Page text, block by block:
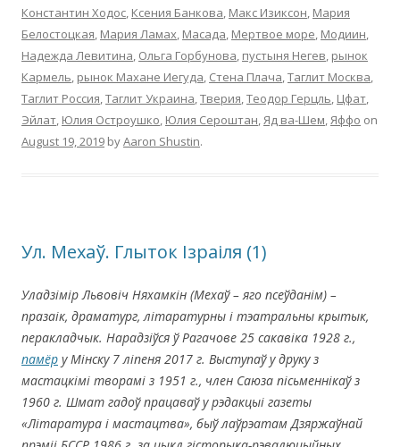
Константин Ходос, Ксения Банкова, Макс Изиксон, Мария
Белостоцкая, Мария Ламах, Масада, Мертвое море, Модиин,
Надежда Левитина, Ольга Горбунова, пустыня Негев, рынок
Кармель, рынок Махане Иегуда, Стена Плача,Таглит Москва,
Таглит Россия,Таглит Украина,Тверия,Теодор Герцль, Цфат,
Эйлат, Юлия Остроушко, Юлия Сероштан,Яд ва-Шем,Яффо on
August 19, 2019 byAaron Shustin.
Ул. Мехаў. Глыток Ізраіля (1)
Уладзімір Львовіч Няхамкін (Мехаў – яго псеўданім) –
празаік, драматург, літаратурны і тэатральны крытык,
перакладчык. Нарадзіўся ў Рагачове 25 сакавіка 1928 г.,
памёр у Мінску 7 ліпеня 2017 г. Выступаў у друку з
мастацкімі творамі з 1951 г., член Саюза пісьменнікаў з
1960 г. Шмат гадоў працаваў у рэдакцыі газеты
«Літаратура і мастацтва», быў лаўрэатам Дзяржаўнай